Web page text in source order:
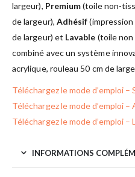
largeur), Premium(toile non-
de largeur), Adhésif(impression
de largeur) et Lavable (toile non
combiné avec un système
acrylique, rouleau 50 cm de
Téléchargez le mode d’emploi –
Téléchargez le mode d’emploi –
Téléchargez le mode d’emploi –
INFORMATIONS